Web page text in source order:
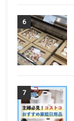
6
7